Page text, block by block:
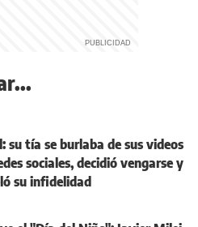
su tía se burlaba de sus videos
sociales, decidió vengarse y
su infidelidad